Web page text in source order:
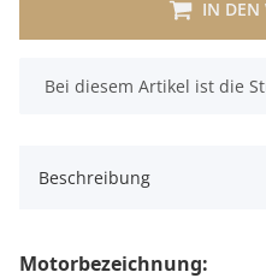
IN DEN
x
Bei diesem Artikel ist die
Beschreibung
Motorbezeichnung: